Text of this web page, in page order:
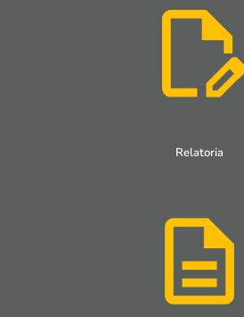
Relatoria